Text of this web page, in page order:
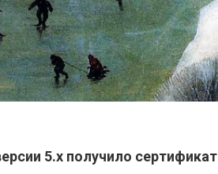
5.х получило сертификат